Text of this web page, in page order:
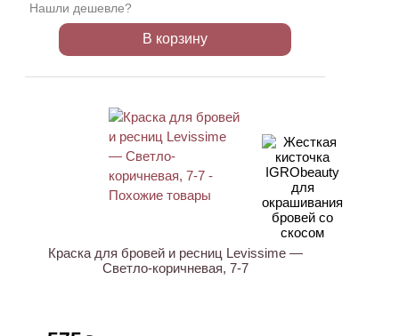
Нашли дешевле?
В корзину
Краска для бровей и ресниц Levissime —
Светло-коричневая, 7-7